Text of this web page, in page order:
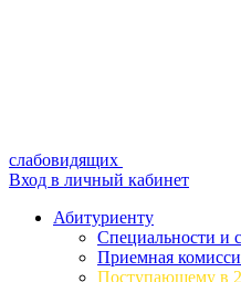
слабовидящих
Вход в личный кабинет
Абитуриенту
Специальности и
Приемная
Поступающему в